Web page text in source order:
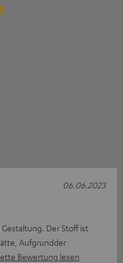
Der Stoff ist
Aufgrundder
Bewertung lesen
06.06.2023